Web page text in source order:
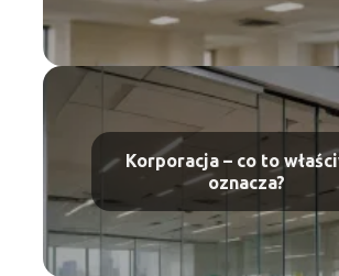
Korporacja – co to
oznacza?